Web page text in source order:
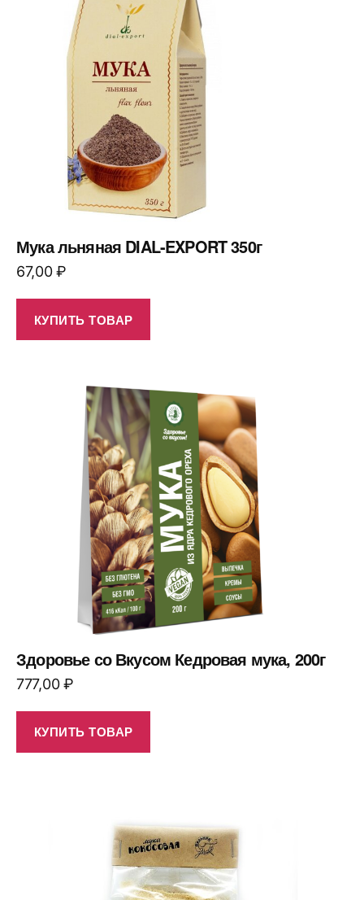
Мука льняная DIAL-EXPORT 350г
67,00₽
КУПИТЬ ТОВАР
Здоровье со Вкусом Кедровая мука, 200г
777,00₽
КУПИТЬ ТОВАР